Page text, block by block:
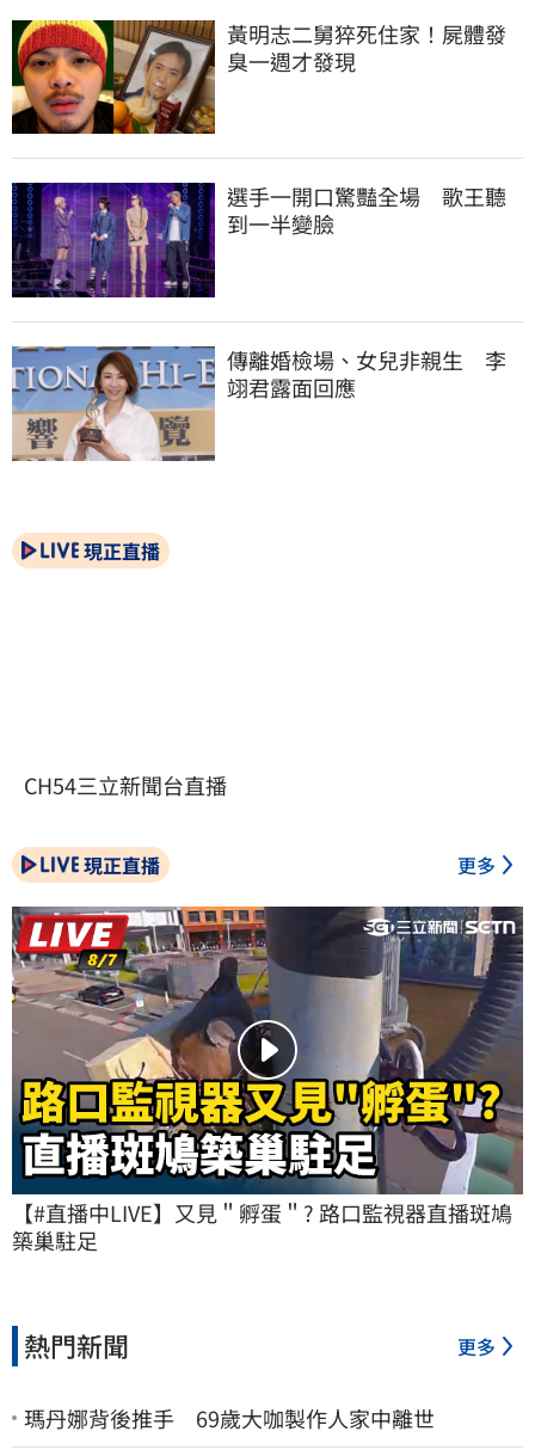
黃明志二舅猝死住家！屍體發
臭一週才發現
選手一開口驚豔全場　歌王聽
到一半變臉
傳離婚檢場、女兒非親生　李
翊君露面回應
現正直播
CH54三立新聞台直播
現正直播 更多
【#直播中LIVE】又見＂孵蛋＂? 路口監視器直播斑鳩
築巢駐足
熱門新聞 更多
瑪丹娜背後推手 69歲大咖製作人家中離世